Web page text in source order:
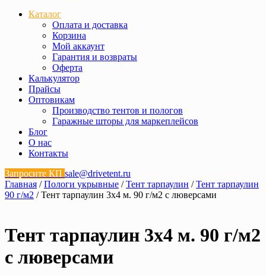
Каталог
Оплата и доставка
Корзина
Мой аккаунт
Гарантия и возвраты
Оферта
Калькулятор
Прайсы
Оптовикам
Производство тентов и пологов
Гаражные шторы для маркеплейсов
Блог
О нас
Контакты
Запросите КП sale@drivetent.ru
Главная /Пологи укрывные /Тент тарпаулин /Тент тарпаулин
90 г/м2 / Тент тарпаулин 3х4 м. 90 г/м2 с люверсами
Тент тарпаулин 3х4 м. 90 г/м2
с люверсами